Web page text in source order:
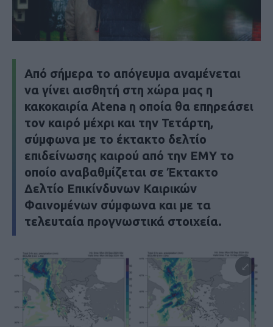
Από σήμερα το απόγευμα αναμένεται
να γίνει αισθητή στη χώρα μας η
κακοκαιρία Atena η οποία θα επηρεάσει
τον καιρό μέχρι και την Τετάρτη,
σύμφωνα με το έκτακτο δελτίο
επιδείνωσης καιρού από την ΕΜΥ το
οποίο αναβαθμίζεται σε Έκτακτο
Δελτίο Επικίνδυνων Καιρικών
Φαινομένων σύμφωνα και με τα
τελευταία προγνωστικά στοιχεία.